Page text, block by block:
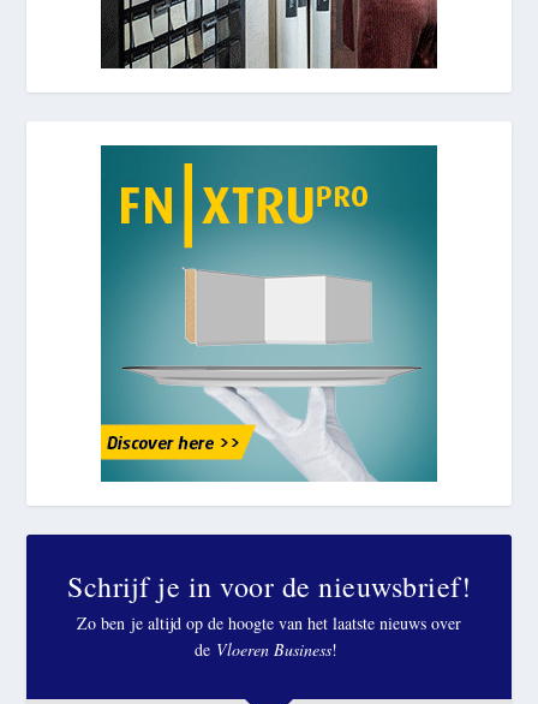
Schrijf je in voor de nieuwsbrief!
Zo ben je altijd op de hoogte van het laatste nieuws over
de Vloeren Business!